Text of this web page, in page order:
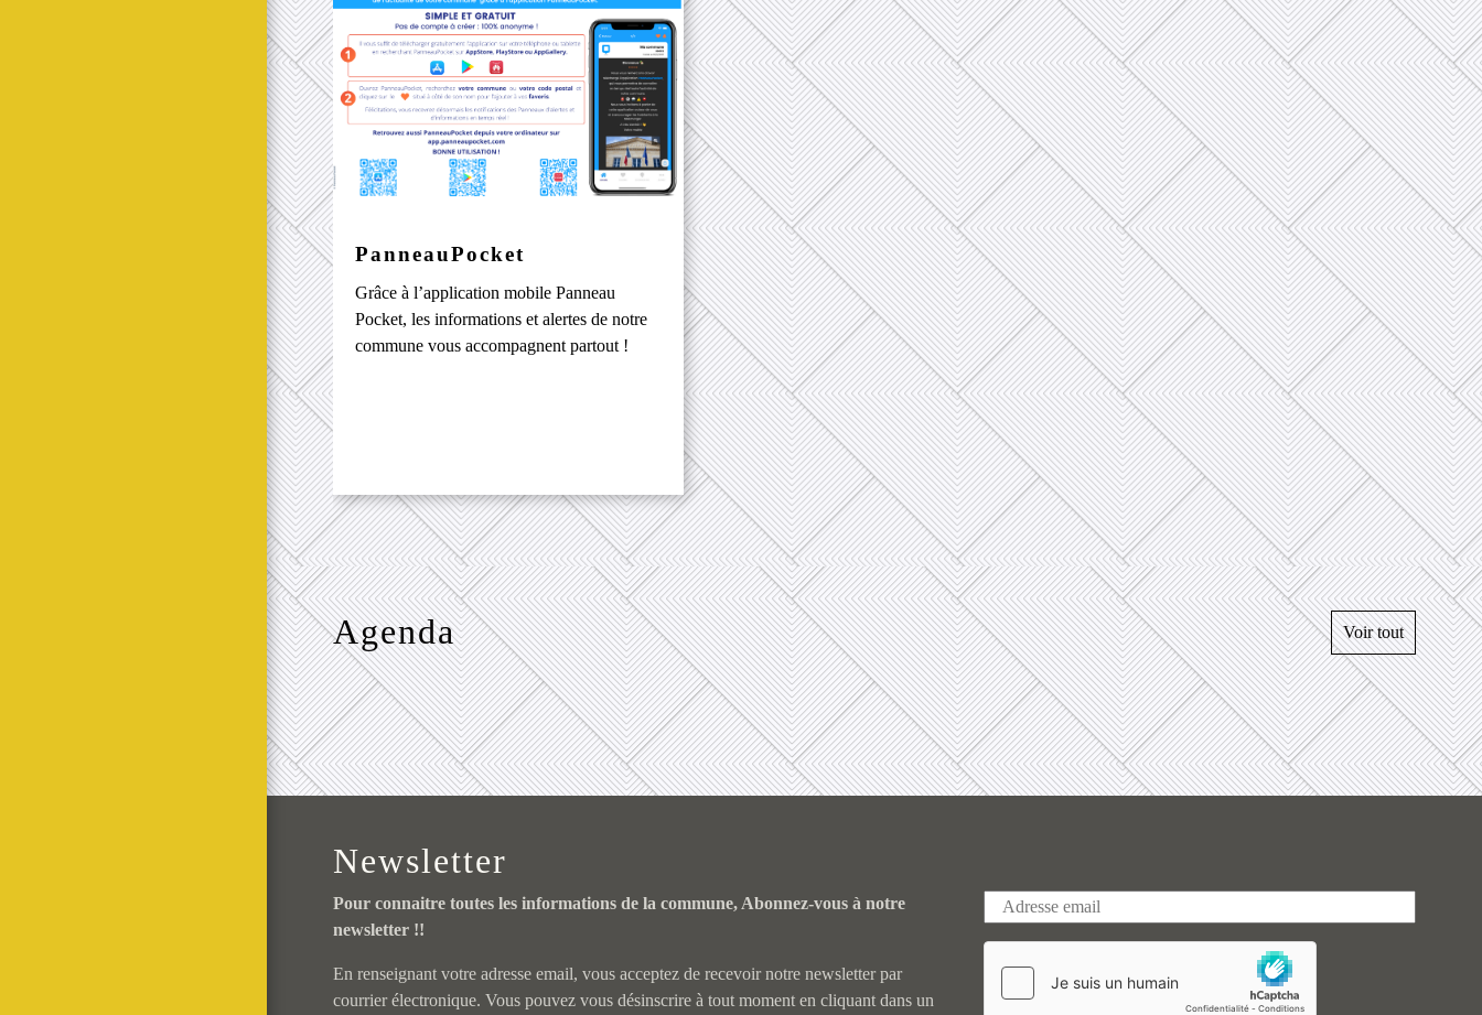
PanneauPocket
Grâce à l’application mobile Panneau
Pocket, les informations et alertes de notre
commune vous accompagnent partout !
Agenda Voir tout
Newsletter
Pour connaitre toutes les informations de la commune, Abonnez-vous à notre
newsletter !!
En renseignant votre adresse email, vous acceptez de recevoir notre newsletter par
courrier électronique. Vous pouvez vous désinscrire à tout moment en cliquant dans un